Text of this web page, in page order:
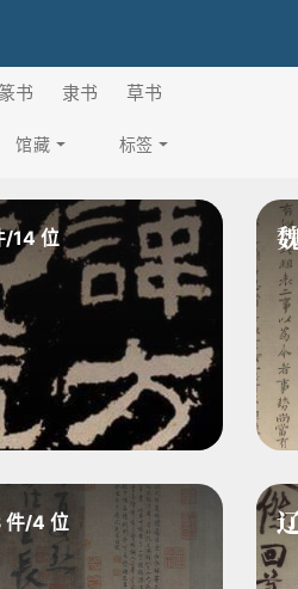
篆书 隶书 草书
馆藏 标签
/14位
件/4 位